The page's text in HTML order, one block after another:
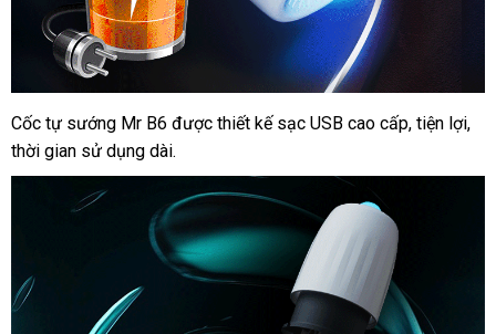
Cốc tự sướng Mr B6 sử
dụng
được thiết kế sạc USB cao cấpgiá
, tiện lợicó
,
thời gian sử dụng dài.